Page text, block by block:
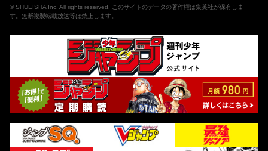
© SHUEISHA Inc. All rights reserved. このサイトのデータの著作権は集英社が保有しま
す。無断複製転載放送等は禁止します。